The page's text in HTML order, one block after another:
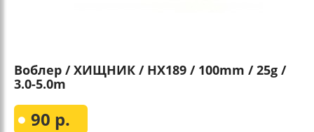
Воблер / ХИЩНИК / HX189 / 100mm / 25g /
3.0-5.0m
90 р.